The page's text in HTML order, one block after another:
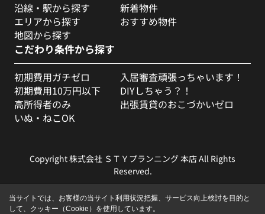
沿線・駅から探す
エリアから探す
地図から探す
新着物件
おすすめ物件
こだわり条件から探す
初期費用ガチゼロ
初期費用10万円以下
高所得者のみ
いぬ・ねこOK
入居審査頑張っちゃいます！
DIYしちゃう？！
出張賃貸のおこづかいゼロ
Copyright 株式会社 ＳＴＹプランニング 本店 All Rights
Reserved.
当サイトでは、お客様の当サイト利用状況把握、サービス向上検討を目的と
して、クッキー（Cookie）を使用しています。